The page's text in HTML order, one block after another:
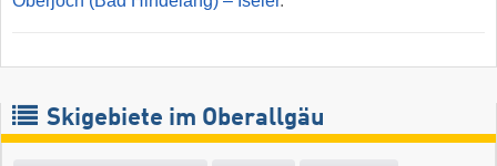
Skigebiete im Oberallgäu